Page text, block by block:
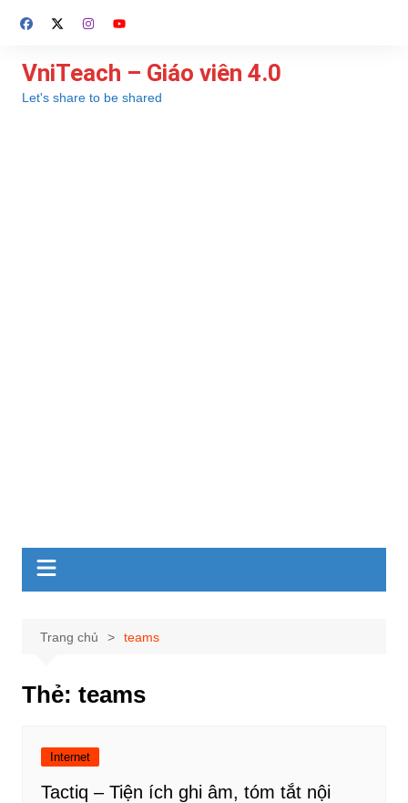
đến
dung
VniTeach – Giáo viên 4.0
Let's share to be shared
Trang chủ teams
Thẻ: teams
Internet
Tactiq – Tiện ích ghi âm, tóm tắt nội